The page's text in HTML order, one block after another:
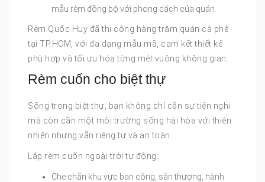
mẫu rèm đồng bộ với phong cách của quán.
Rèm Quốc Huy đã thi công hàng trăm quán cà phê
tại TP.HCM, với đa dạng mẫu mã, cam kết thiết kế
phù hợp và tối ưu hóa từng mét vuông không gian.
Rèm cuốn cho biệt thự
Sống trong biệt thự, bạn không chỉ cần sự tiện nghi
mà còn cần một môi trường sống hài hòa với thiên
nhiên nhưng vẫn riêng tư và an toàn.
Lắp rèm cuốn ngoài trời tự động:
Che chắn khu vực ban công, sân thượng, hành